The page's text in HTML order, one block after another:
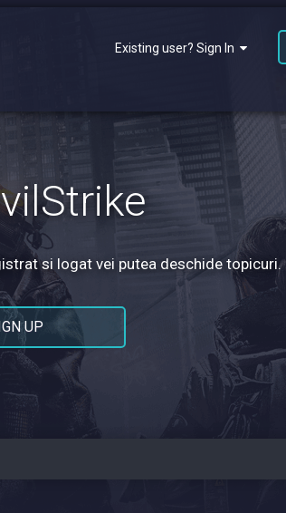
Existing user? Sign In
si logat vei putea deschide topicuri.
UP